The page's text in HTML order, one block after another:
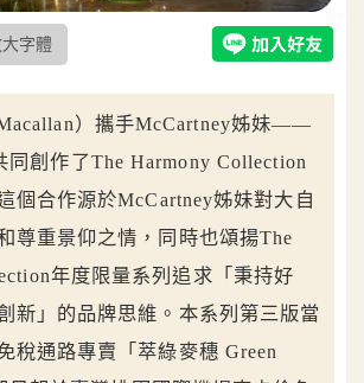
字體
）攜手McCartney姊妹——
同創作了The Harmony Collection
個合作源於McCartney姊妹對大自
尊重景仰之情，同時也頌揚The
年度限量系列追求「秉持好
新」的品牌思維。本系列第三版當
稅通路專賣「萃綠麥穗 Green